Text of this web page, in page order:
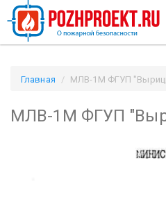
Главная МЛВ-1М ФГУП
МЛВ-1М ФГУП